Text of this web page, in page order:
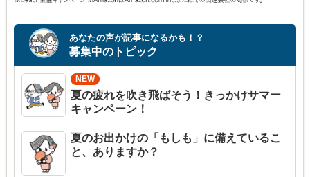
あなたの声が記事になるかも！？
募集中のトピック
夏の疲れを吹き飛ばそう！きっかけサマー
キャンペーン！
夏のお出かけの「もしも」に備えているこ
と、ありますか？